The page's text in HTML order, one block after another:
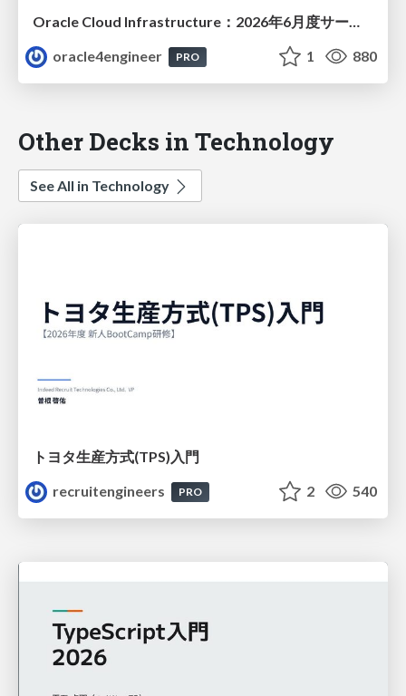
Oracle Cloud Infrastructure：2026年6月度サービス・アップデート
oracle4engineer
PRO 1 880
Other Decks in Technology
See All in Technology
トヨタ⽣産⽅式(TPS)⼊⾨
recruitengineers
PRO 2 540